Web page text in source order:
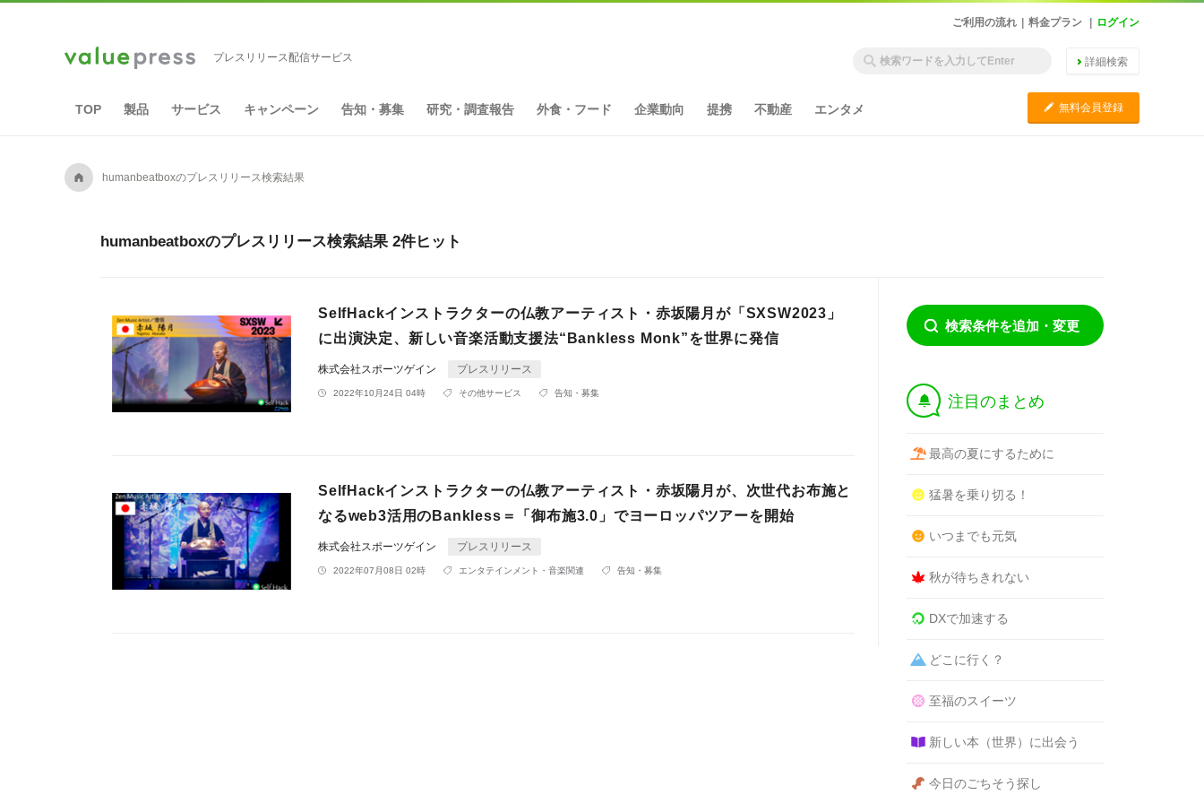
ご利用の流れ 料金プラン ログイン
プレスリリース配信サービス 詳細検索
TOP 製品 サービス キャンペーン 告知・募集 研究・調査報告 外食・フード 企業動向 提携 不動産 エンタメ C 無料会員登録
A humanbeatboxのプレスリリース検索結果
humanbeatboxのプレスリリース検索結果 2件ヒット
SelfHackインストラクターの仏教アーティスト・赤坂陽月が「SXSW2023」
に出演決定、新しい音楽活動支援法“Bankless Monk”を世界に発信
株式会社スポーツゲイン プレスリリース
2022年10月24日 04時 その他サービス 告知・募集
SelfHackインストラクターの仏教アーティスト・赤坂陽月が、次世代お布施と
なるweb3活用のBankless＝「御布施3.0」でヨーロッパツアーを開始
株式会社スポーツゲイン プレスリリース
2022年07月08日 02時 エンタテインメント・音楽関連 告知・募集
検索条件を追加・変更
† 注目のまとめ
最高の夏にするために
猛暑を乗り切る！
いつまでも元気
秋が待ちきれない
DXで加速する
どこに行く？
至福のスイーツ
新しい本（世界）に出会う
今日のごちそう探し